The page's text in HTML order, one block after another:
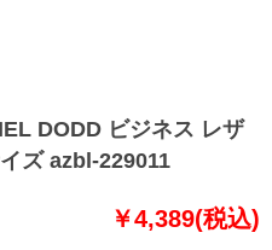
DODD ビジネス レザ
ズ azbl-229011
￥4,389(税込)